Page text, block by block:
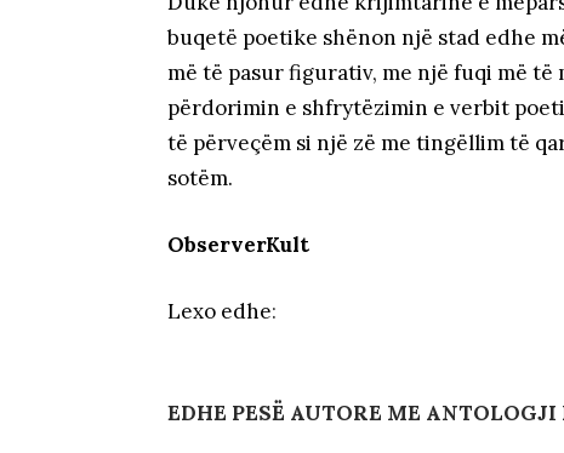
buqetë poetike shënon një stad edhe
më të pasur figurativ, me një fuqi më
përdorimin e shfrytëzimin e verbit
të përveçëm si një zë me tingëllim të
sotëm.
ObserverKult
Lexo edhe:
EDHE PESË AUTORE ME